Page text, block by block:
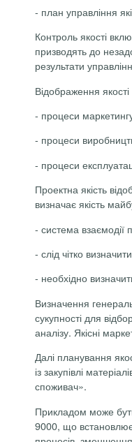
- план управління
Контроль якості
призводять до
результати
Відображення
- процеси
- процеси
- процеси
Проектна якість
визначає якість
- система взаємодії
- слід чітко
- необхідно
Визначення
сукупності для
аналізу. Якісні
Далі планування
із закупівлі
споживач».
Прикладом може
9000, що встановлює